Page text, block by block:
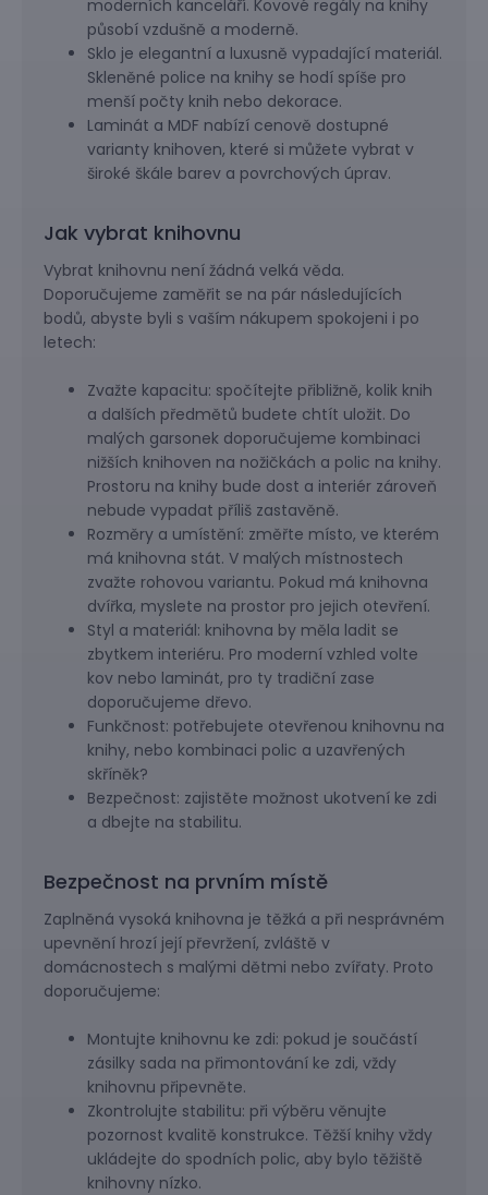
moderních kanceláří. Kovové regály na knihy
působí vzdušně a moderně.
Sklo je elegantní a luxusně vypadající materiál.
Skleněné police na knihy se hodí spíše pro
menší počty knih nebo dekorace.
Laminát a MDF nabízí cenově dostupné
varianty knihoven, které si můžete vybrat v
široké škále barev a povrchových úprav.
Jak vybrat knihovnu
Vybrat knihovnu není žádná velká věda.
Doporučujeme zaměřit se na pár následujících
bodů, abyste byli s vaším nákupem spokojeni i po
letech:
Zvažte kapacitu: spočítejte přibližně, kolik knih
a dalších předmětů budete chtít uložit. Do
malých garsonek doporučujeme kombinaci
nižších knihoven na nožičkách a polic na knihy.
Prostoru na knihy bude dost a interiér zároveň
nebude vypadat příliš zastavěně.
Rozměry a umístění: změřte místo, ve kterém
má knihovna stát. V malých místnostech
zvažte rohovou variantu. Pokud má knihovna
dvířka, myslete na prostor pro jejich otevření.
Styl a materiál: knihovna by měla ladit se
zbytkem interiéru. Pro moderní vzhled volte
kov nebo laminát, pro ty tradiční zase
doporučujeme dřevo.
Funkčnost: potřebujete otevřenou knihovnu na
knihy, nebo kombinaci polic a uzavřených
skříněk?
Bezpečnost: zajistěte možnost ukotvení ke zdi
a dbejte na stabilitu.
Bezpečnost na prvním místě
Zaplněná vysoká knihovna je těžká a při nesprávném
upevnění hrozí její převržení, zvláště v
domácnostech s malými dětmi nebo zvířaty. Proto
doporučujeme:
Montujte knihovnu ke zdi: pokud je součástí
zásilky sada na přimontování ke zdi, vždy
knihovnu připevněte.
Zkontrolujte stabilitu: při výběru věnujte
pozornost kvalitě konstrukce. Těžší knihy vždy
ukládejte do spodních polic, aby bylo těžiště
knihovny nízko.